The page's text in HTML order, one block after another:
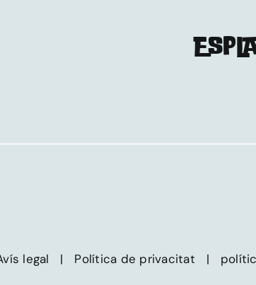
legal | Política de privacitat |